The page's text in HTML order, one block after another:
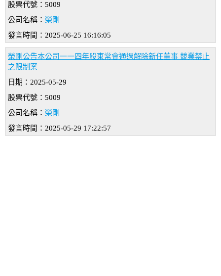
股票代號：5009
公司名稱： 榮剛
發言時間：2025-06-25 16:16:05
榮剛公告本公司一一四年股東常會通過解除新任董事 競業禁止
之限制案
日期：2025-05-29
股票代號：5009
公司名稱： 榮剛
發言時間：2025-05-29 17:22:57